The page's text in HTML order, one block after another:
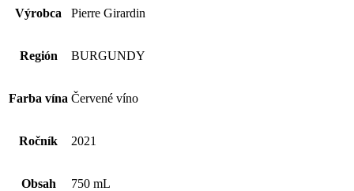
Chambolle
1er
Cru
Feusselottes
-
Výrobca Pierre Girardin
Región BURGUNDY
Farba vína Červené víno
Ročník 2021
Obsah 750 mL